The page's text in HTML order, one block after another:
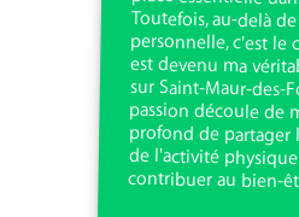
contribuer au bien-